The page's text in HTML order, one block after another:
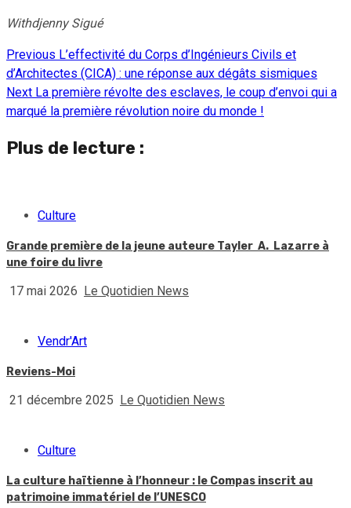
Withdjenny Sigué
Continue
Reading
Previous L’effectivité du Corps d’Ingénieurs Civils et
d’Architectes (CICA) : une réponse aux dégâts sismiques
Next La première révolte des esclaves, le coup d’envoi qui a
marqué la première révolution noire du monde !
Plus de lecture :
Culture
Grande première de la jeune auteure Tayler A. Lazarre à
une foire du livre
17 mai 2026 Le Quotidien News
Vendr'Art
Reviens-Moi
21 décembre 2025 Le Quotidien News
Culture
La culture haïtienne à l’honneur : le Compas inscrit au
patrimoine immatériel de l’UNESCO